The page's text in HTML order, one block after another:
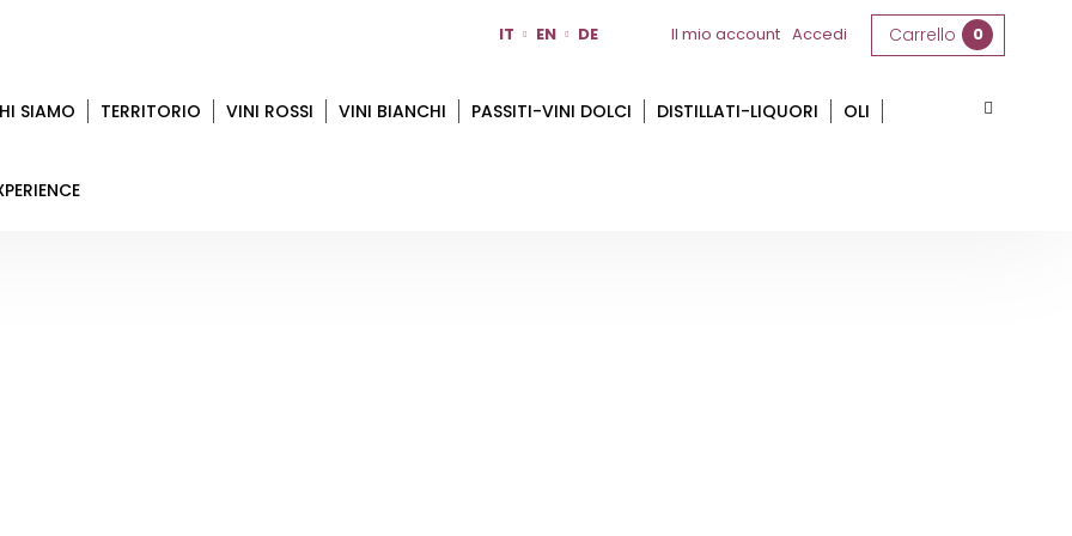
Il mio account Accedi Carrello 0
IT EN DE
SIAMO TERRITORIO VINI ROSSI VINI BIANCHI PASSITI-VINI DOLCI DISTILLATI-LIQUORI OLI